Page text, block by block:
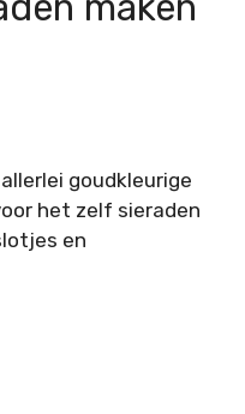
goudkleurige
het zelf sieraden
en